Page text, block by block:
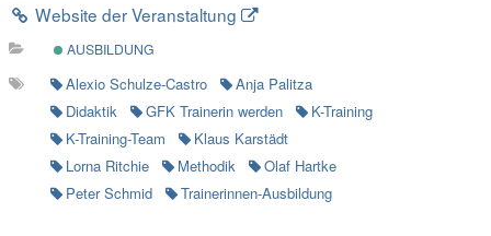
Website der Veranstaltung
AUSBILDUNG
Alexio Schulze-Castro
Anja Palitza
Didaktik
GFK Trainerin werden
K-Training
K-Training-Team
Klaus Karstädt
Lorna Ritchie
Methodik
Olaf Hartke
Peter Schmid
Trainerinnen-Ausbildung